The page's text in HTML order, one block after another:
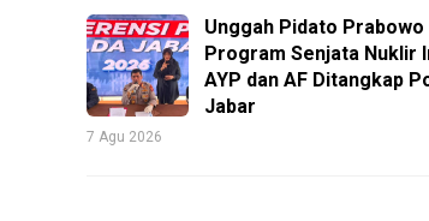
Unggah Pidato Prabowo
Program Senjata Nuklir
AYP dan AF Ditangkap
Jabar
7 Agu 2026